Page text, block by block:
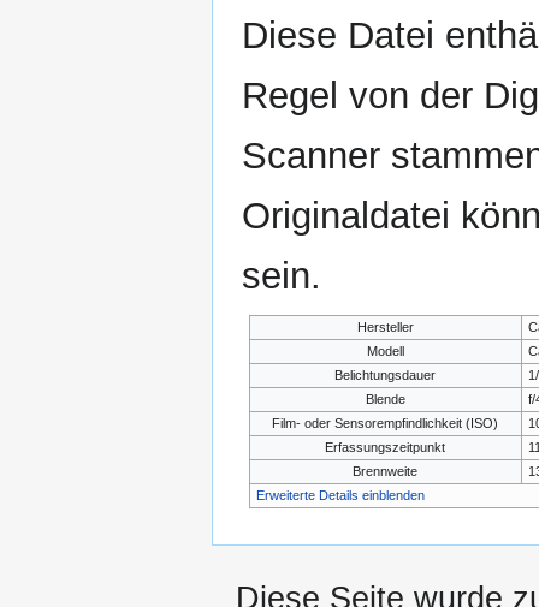
Diese Datei
Regel von der
Scanner
Originaldatei
sein.
Hersteller
Modell
Belichtungsdauer
Blende
f/
Film- oder Sensorempfindlichkeit (ISO)
Erfassungszeitpunkt
Brennweite
Erweiterte Details einblenden
Diese Seite wurde